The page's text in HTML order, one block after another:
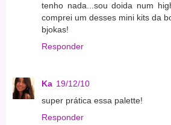
tenho nada...sou doida num
comprei um desses mini kits da
bjokas!
Responder
Ka 19/12/10
super prática essa palette!
Responder